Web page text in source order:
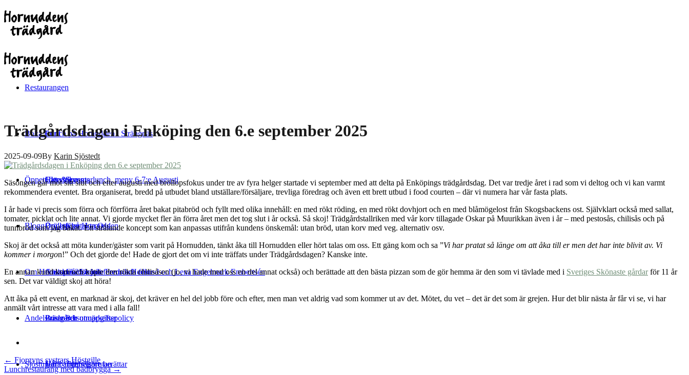
Restaurangen
Lunch på Hornudden i Strängnäs
Sommarlunch, meny 6-7:e Augusti
Catering
Bröllop på Hornudden
Anlita oss för konferens och fest
Bussresor
Boka Bord
Hitta till oss
Kontakta Oss
Öppettider & events
Öppettider
Gårdsbutik
Personuppgiftspolicy
Gästspel 25:e juli: Fredrik Hedlund och Lena Engelmark Embertsén
Blogg
Om Hornudden
Priser och utmärkelser
Tynnelsörutan
Hållbarhet
Andelsträdgård
Våra andelsägare berättar
Sjöstugan
Trädgårdsdagen i Enköping den 6.e september 2025
2025-09-09By Karin Sjöstedt
Säsongen går mot sitt slut och efter augusti med bröllopsfokus under tre av fyra helger startade vi september med att delta på Enköpings trädgårdsdag. Det var tredje året i rad som vi deltog och vi kan varmt
rekommendera eventet. Bra organiserat, bredd på utbudet bland utställare/försäljare, trevliga föredrag och även ett brett utbud i food courten – där vi numera har vår fasta plats.
I år hade vi precis som förra och förrförra året bakat pitabröd och fyllt med olika innehåll: en med rökt röding, en med rökt dovhjort och en med blåmögelost från Skogsbackens ost. Självklart också med sallat,
tomater, picklat och lite annat. Vi gjorde mycket fler än förra året men det tog slut i år också. Så skoj! Trädgårdstallriken med vår korv tillagade Oskar på Muurikkan även i år – med pestosås, chilisås och på
tunnbröd som jag bakat. Ett strålande koncept som kan anpassas utifrån kundens önskemål: utan bröd, utan korv med veg. alternativ osv.
Skoj är det också att möta kunder/gäster som varit på Hornudden, tänkt åka till Hornudden eller hört talas om oss. Ett gäng kom och sa ”Vi har pratat så länge om att åka till er men det har inte blivit av. Vi
kommer i morgon!” Och det gjorde de! Hade de gjort det om vi inte träffats under Trädgårdsdagen? Kanske inte.
En annan kund kom och köpte den rökta chilisåsen (jo, vi hade med oss en del annat också) och berättade att den bästa pizzan som de gör hemma är den som vi tävlade med i Sveriges Skönaste gårdarför 11 år
sen. Det var väldigt skoj att höra!
Att åka på ett event, en marknad är skoj, det kräver en hel del jobb före och efter, men man vet aldrig vad som kommer ut av det. Mötet, du vet – det är det som är grejen. Hur det blir nästa år får vi se, vi har
anmält vårt intresse att vara med i alla fall!
Post
← Fjorgyns systrars Höstgille
Lunchrestaurang med badbrygga→